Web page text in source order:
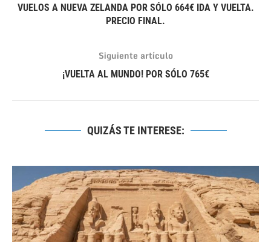
VUELOS A NUEVA ZELANDA POR SÓLO 664€ IDA Y VUELTA.
PRECIO FINAL.
Siguiente artículo
¡VUELTA AL MUNDO! POR SÓLO 765€
QUIZÁS TE INTERESE: